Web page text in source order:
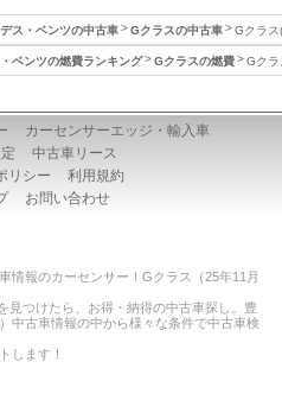
デス・ベンツの中古車 Gクラスの中古車 Gクラ
ベンツの燃費ランキング Gクラスの燃費 Gクラ
カーセンサーエッジ・輸入車
中古車リース
リシー
利用規約
お問い合わせ
情報のカーセンサー！Gクラス（25年11月
見つけたら、お得・納得の中古車探し。豊
中古車情報の中から様々な条件で中古車検
します！